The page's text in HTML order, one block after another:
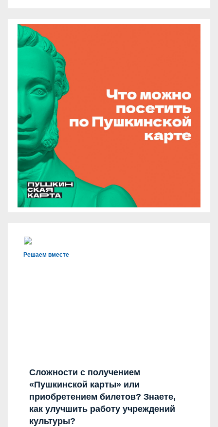
Решаем вместе
Сложности с получением
«Пушкинской карты» или
приобретением билетов? Знаете,
как улучшить работу учреждений
культуры?